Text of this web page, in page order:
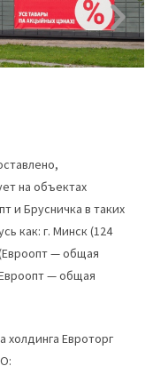
на объектах
и Брусничка в таких
как: г. Минск (124
— общая
— общая
холдинга Евроторг